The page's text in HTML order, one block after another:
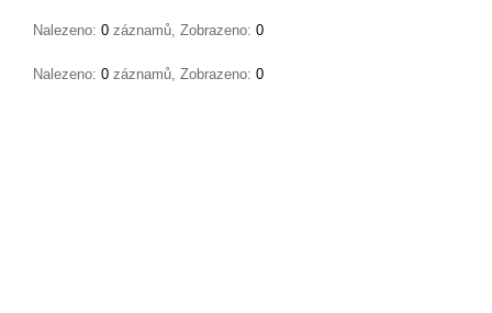
Nalezeno: 0 záznamů, Zobrazeno: 0
Nalezeno: 0 záznamů, Zobrazeno: 0